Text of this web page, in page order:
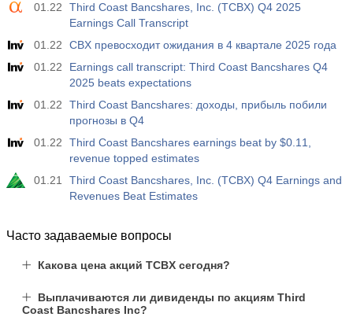
01.22
Third Coast Bancshares, Inc. (TCBX) Q4 2025
Earnings Call Transcript
01.22
CBX превосходит ожидания в 4 квартале 2025 года
01.22
Earnings call transcript: Third Coast Bancshares Q4
2025 beats expectations
01.22
Third Coast Bancshares: доходы, прибыль побили
прогнозы в Q4
01.22
Third Coast Bancshares earnings beat by $0.11,
revenue topped estimates
01.21
Third Coast Bancshares, Inc. (TCBX) Q4 Earnings and
Revenues Beat Estimates
Часто задаваемые вопросы
Какова цена акций TCBX сегодня?
Выплачиваются ли дивиденды по акциям Third
Coast Bancshares Inc?